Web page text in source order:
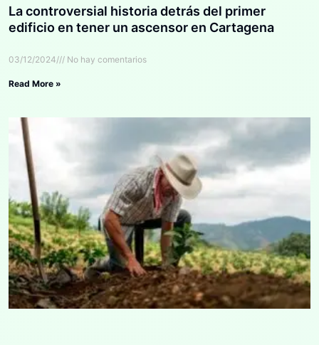
La controversial historia detrás del primer
edificio en tener un ascensor en Cartagena
03/12/2024 No hay comentarios
Read More »